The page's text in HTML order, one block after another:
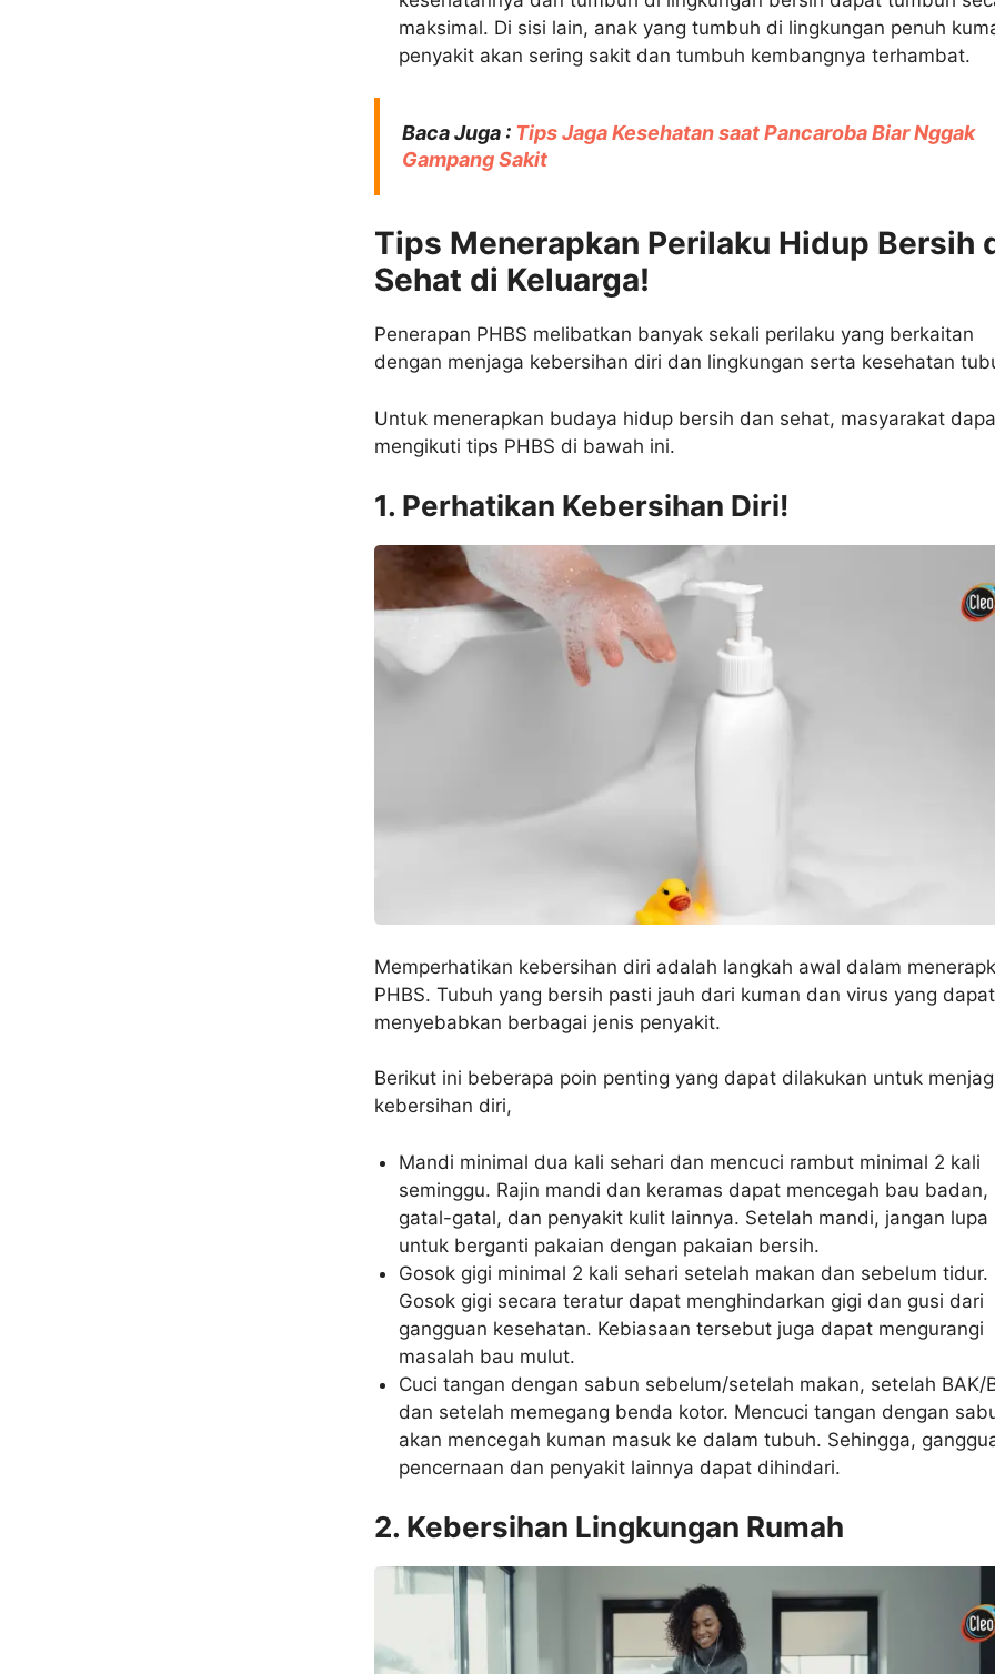
maksimal. Di sisi lain, anak yang tumbuh di lingkungan penuh
penyakit akan sering sakit dan tumbuh kembangnya terhambat.
Baca Juga : Tips Jaga Kesehatan saat Pancaroba Biar Nggak
Gampang Sakit
Tips Menerapkan Perilaku Hidup Bersih
Sehat di Keluarga!
Penerapan PHBS melibatkan banyak sekali perilaku yang berkaitan
dengan menjaga kebersihan diri dan lingkungan serta kesehatan
Untuk menerapkan budaya hidup bersih dan sehat, masyarakat
mengikuti tips PHBS di bawah ini.
1. Perhatikan Kebersihan Diri!
Memperhatikan kebersihan diri adalah langkah awal dalam
PHBS. Tubuh yang bersih pasti jauh dari kuman dan virus yang dapat
menyebabkan berbagai jenis penyakit.
Berikut ini beberapa poin penting yang dapat dilakukan untuk
kebersihan diri,
Mandi minimal dua kali sehari dan mencuci rambut minimal 2 kali
seminggu. Rajin mandi dan keramas dapat mencegah bau badan,
gatal-gatal, dan penyakit kulit lainnya. Setelah mandi, jangan lupa
untuk berganti pakaian dengan pakaian bersih.
Gosok gigi minimal 2 kali sehari setelah makan dan sebelum tidur.
Gosok gigi secara teratur dapat menghindarkan gigi dan gusi dari
gangguan kesehatan. Kebiasaan tersebut juga dapat mengurangi
masalah bau mulut.
Cuci tangan dengan sabun sebelum/setelah makan, setelah BAK/
dan setelah memegang benda kotor. Mencuci tangan dengan
akan mencegah kuman masuk ke dalam tubuh. Sehingga,
pencernaan dan penyakit lainnya dapat dihindari.
2. Kebersihan Lingkungan Rumah